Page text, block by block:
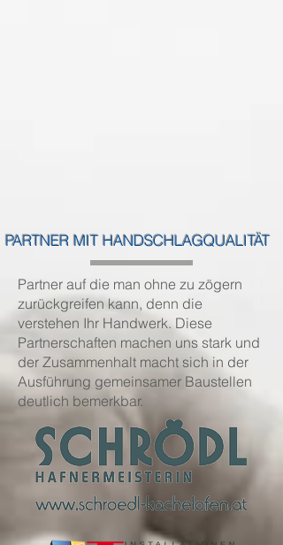
PARTNER MIT HANDSCHLAGQUALITÄT
Partner auf die man ohne zu zögern
zurückgreifen kann, denn die
verstehen Ihr Handwerk. Diese
Partnerschaften machen uns stark und
der Zusammenhalt macht sich in der
Ausführung gemeinsamer Baustellen
deutlich bemerkbar.